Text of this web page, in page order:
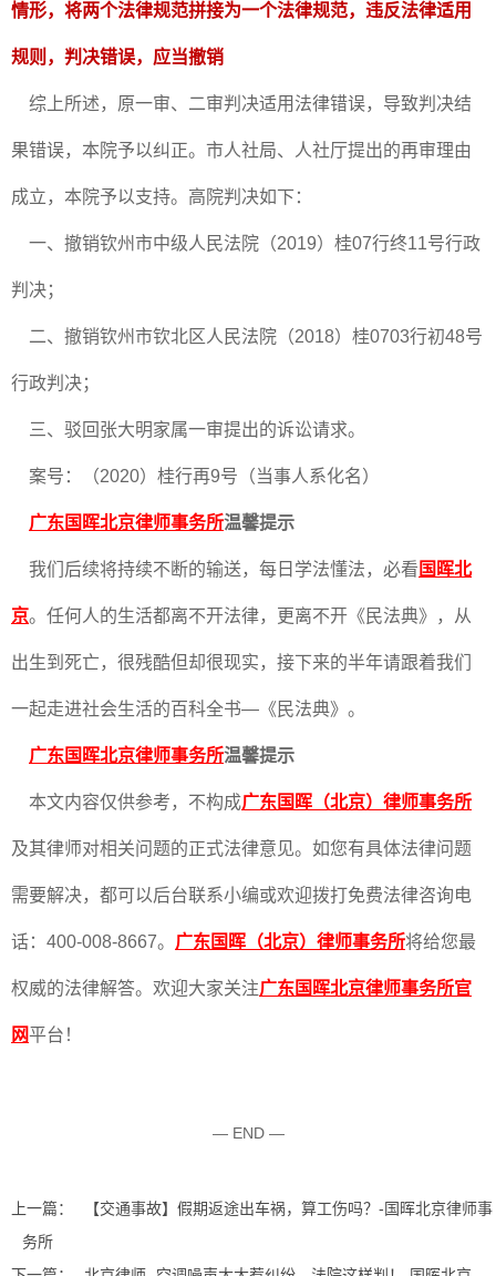
情形，将两个法律规范拼接为一个法律规范，违反法律适用
规则，判决错误，应当撤销
综上所述，原一审、二审判决适用法律错误，导致判决结
果错误，本院予以纠正。市人社局、人社厅提出的再审理由
成立，本院予以支持。高院判决如下：
一、撤销钦州市中级人民法院（2019）桂07行终11号行政
判决；
二、撤销钦州市钦北区人民法院（2018）桂0703行初48号
行政判决；
三、驳回张大明家属一审提出的诉讼请求。
案号：（2020）桂行再9号（当事人系化名）
广东国晖北京律师事务所温馨提示
我们后续将持续不断的输送，每日学法懂法，必看 国晖北
京。任何人的生活都离不开法律，更离不开《民法典》，从
出生到死亡，很残酷但却很现实，接下来的半年请跟着我们
一起走进社会生活的百科全书—《民法典》。
广东国晖北京律师事务所温馨提示
本文内容仅供参考，不构成广东国晖（北京）律师事务所
及其律师对相关问题的正式法律意见。如您有具体法律问题
需要解决，都可以后台联系小编或欢迎拨打免费法律咨询电
话：400-008-8667。 广东国晖（北京）律师事务所将给您最
权威的法律解答。欢迎大家关注广东国晖北京律师事务所官
网平台！
— END —
上一篇：
【交通事故】假期返途出车祸，算工伤吗？-国晖北京律师事
务所